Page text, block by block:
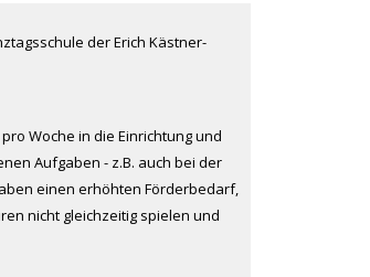
der Erich Kästner-
Woche in die Einrichtung und
Aufgaben - z.B. auch bei der
einen erhöhten Förderbedarf,
nicht gleichzeitig spielen und